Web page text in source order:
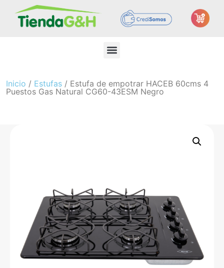
Inicio / Estufas / Estufa de empotrar HACEB 60cms 4
Puestos Gas Natural CG60-43ESM Negro